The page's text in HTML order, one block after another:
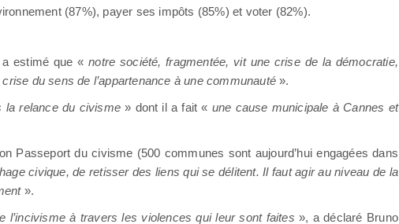
(87%), payer ses impôts (85%) et voter (82%).
a estimé que «notre société, fragmentée, vit une crise de la démocratie,
du sens de l’appartenance à une communauté ».
la relance du civisme» dont il a fait « une cause municipale à Cannes et
Passeport du civisme (500 communes sont aujourd’hui engagées dans
civique, de retisser des liens qui se délitent. Il faut agir au niveau de la
».
à travers les violences qui leur sont faites », a déclaré Bruno